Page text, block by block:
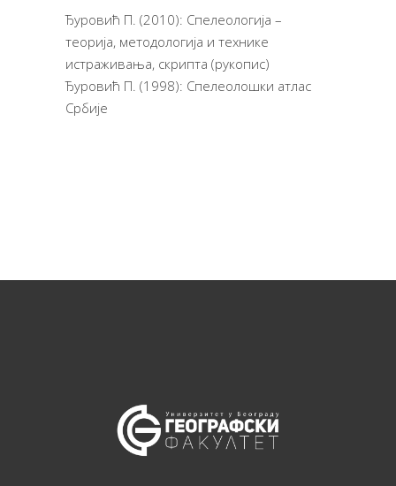
Ђуровић П. (2010): Спелеологија –
теорија, методологија и технике
истраживања, скрипта (рукопис)
Ђуровић П. (1998): Спелеолошки атлас
Србије